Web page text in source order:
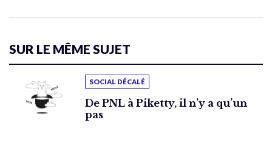
SUR LE MÊME SUJET
SOCIAL DÉCALÉ
De PNL à Piketty, il n’y a qu’un
pas